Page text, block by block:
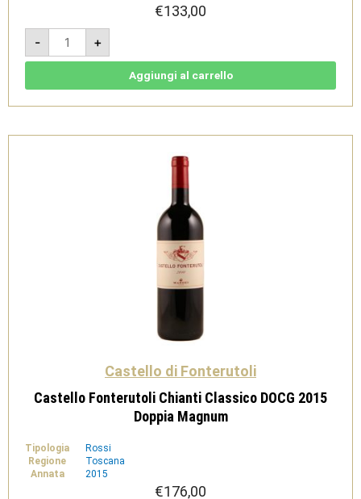
€133,00
-
Doppiozeta
Noto
Rosso
DOC
quantità
+
Aggiungi al carrello
Castello di Fonterutoli
Castello Fonterutoli Chianti Classico DOCG 2015
Doppia Magnum
Tipologia
Rossi
Regione
Toscana
Annata
2015
€176,00